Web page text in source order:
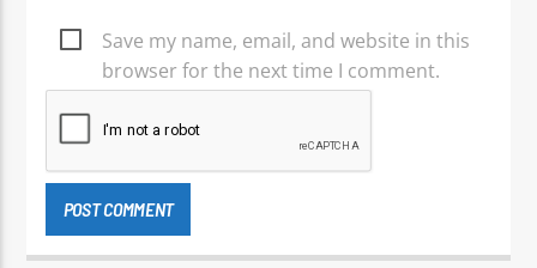
Save my name, email, and website in this
browser for the next time I comment.